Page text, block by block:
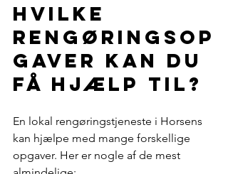
Hvilke
rengøringsop
gaver kan du
få hjælp til?
En lokal rengøringstjeneste i Horsens
kan hjælpe med mange forskellige
opgaver. Her er nogle af de mest